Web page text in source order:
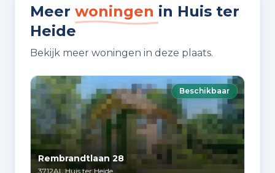
VVE RESERVEFONDS AANWEZIG
Ja
Ja
VVE OPSTALVERZEKERING
Ja
Meer woningen in Huis ter
Heide
Bekijk meer woningen in deze plaats.
Beschikbaar
Rembrandtlaan 28
3712AL Huis ter Heide